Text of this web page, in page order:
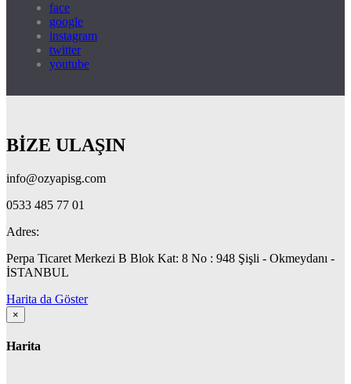
face
google
instagram
twitter
youtube
BİZE ULAŞIN
info@ozyapisg.com
0533 485 77 01
Adres:
Perpa Ticaret Merkezi B Blok Kat: 8 No : 948 Şişli - Okmeydanı -
İSTANBUL
Harita da Göster
×
Harita